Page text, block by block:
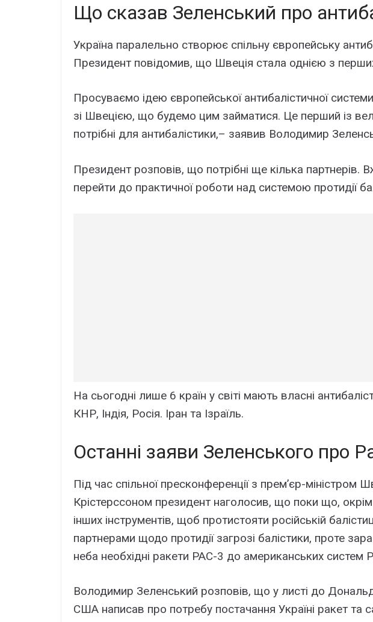
Що сказав Зеленський про
Україна паралельно створює спільну європейську
Президент повідомив, що Швеція стала однією з
Просуваємо ідею європейської антибалістичної
зі Швецією, що будемо цим займатися. Це перший із
потрібні для антибалістики,– заявив Володимир
Президент розповів, що потрібні ще кілька партнерів.
перейти до практичної роботи над системою протидії
На сьогодні лише 6 країн у світі мають власні
КНР, Індія, Росія. Іран та Ізраїль.
Останні заяви Зеленського про
Під час спільної пресконференції з прем’єр-міністром
Крістерссоном президент наголосив, що поки що,
інших інструментів, щоб протистояти російській
партнерами щодо протидії загрозі балістики, проте
неба необхідні ракети PAC-3 до американських систем
Володимир Зеленський розповів, що у листі до
США написав про потребу постачання Україні ракет та